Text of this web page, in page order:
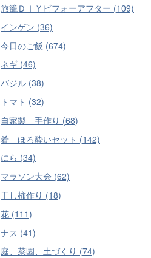
旅籠ＤＩＹビフォーアフター (109)
インゲン (36)
今日のご飯 (674)
ネギ (46)
バジル (38)
トマト (32)
自家製 手作り (68)
肴 ほろ酔いセット (142)
にら (34)
マラソン大会 (62)
干し柿作り (18)
花 (111)
ナス (41)
庭、菜園、土づくり (74)